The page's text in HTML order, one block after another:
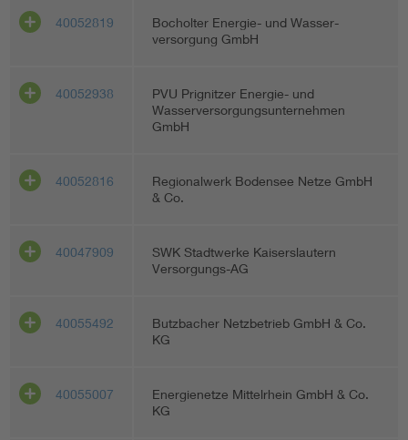
40052819
Bocholter Energie- und Wasser-
versorgung GmbH
40052938
PVU Prignitzer Energie- und
Wasserversorgungsunternehmen
GmbH
40052816
Regionalwerk Bodensee Netze GmbH
& Co.
40047909
SWK Stadtwerke Kaiserslautern
Versorgungs-AG
40055492
Butzbacher Netzbetrieb GmbH & Co.
KG
40055007
Energienetze Mittelrhein GmbH & Co.
KG